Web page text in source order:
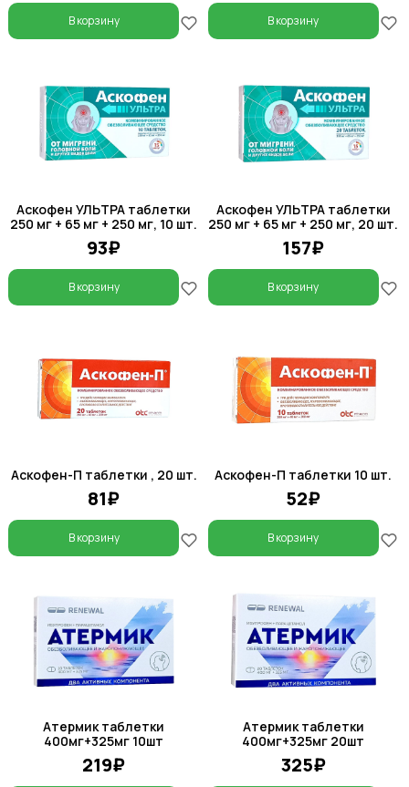
В корзину В корзину
Аскофен УЛЬТРА таблетки
250 мг + 65 мг + 250 мг, 10 шт.
93₽
В корзину
Аскофен УЛЬТРА таблетки
250 мг + 65 мг + 250 мг, 20 шт.
157₽
В корзину
Аскофен-П таблетки , 20 шт.
81₽
В корзину
Аскофен-П таблетки 10 шт.
52₽
В корзину
Атермик таблетки
400мг+325мг 10шт
219₽
Атермик таблетки
400мг+325мг 20шт
325₽